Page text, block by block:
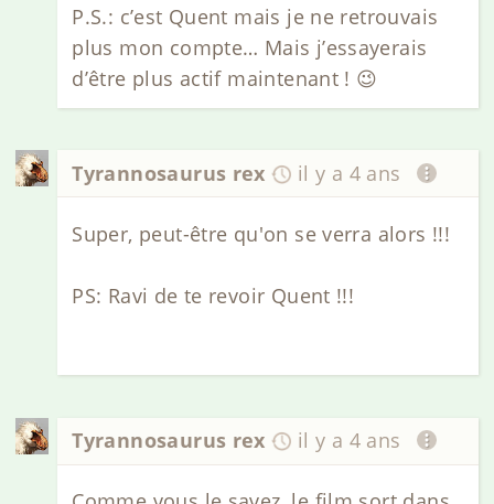
P.S.: c’est Quent mais je ne retrouvais
plus mon compte… Mais j’essayerais
d’être plus actif maintenant ! 😉
Tyrannosaurus rex il y a 4 ans
Super, peut-être qu'on se verra alors !!!
PS: Ravi de te revoir Quent !!!
Tyrannosaurus rex il y a 4 ans